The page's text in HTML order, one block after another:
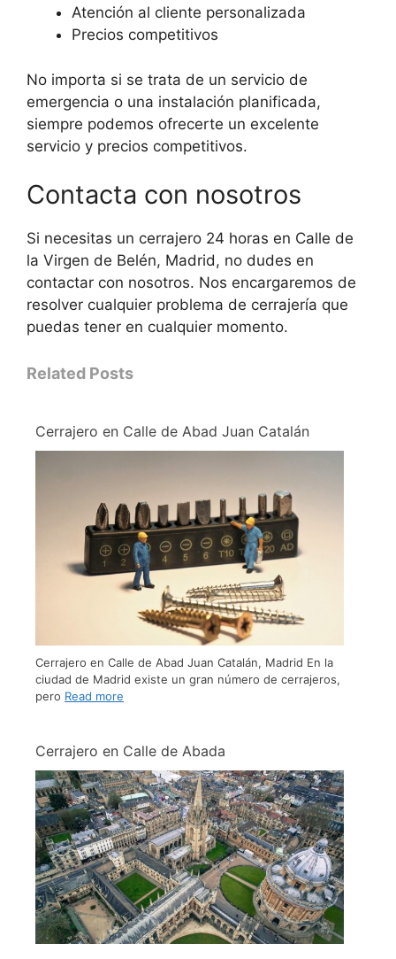
Atención al cliente personalizada
Precios competitivos
No importa si se trata de un servicio de
emergencia o una instalación planificada,
siempre podemos ofrecerte un excelente
servicio y precios competitivos.
Contacta con nosotros
Si necesitas un cerrajero 24 horas en Calle de
la Virgen de Belén, Madrid, no dudes en
contactar con nosotros. Nos encargaremos de
resolver cualquier problema de cerrajería que
puedas tener en cualquier momento.
Related Posts
Cerrajero en Calle de Abad Juan Catalán
Cerrajero en Calle de Abad Juan Catalán, Madrid En la
ciudad de Madrid existe un gran número de cerrajeros,
pero Read more
Cerrajero en Calle de Abada